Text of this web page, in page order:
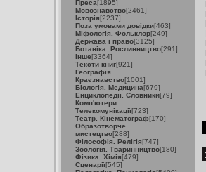
Преса[1895]
Мовознавство[2461]
Історія[2237]
Поза умовами довідки[463]
Міфологія. Фольклор[249]
Держава і право[3125]
Ботаніка. Рослинництво[291]
Інше[3364]
Тексти книг[921]
Географія.
Краєзнавство[1001]
Біологія. Медицина[679]
Енциклопедії. Словники[79]
Комп'ютери.
Телекомунікації[723]
Театр. Кінематограф[170]
Образотворче
мистецтво[288]
Філософія. Релігія[747]
Зоологія. Тваринництво[180]
Фізика. Хімія[479]
Сценарії[545]